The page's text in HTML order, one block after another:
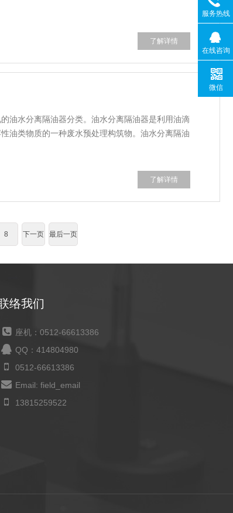
了解详情
油水分离隔油器分类。油水分离隔油器是利用油滴
油类物质的一种废水预处理构筑物。油水分离隔油
了解详情
8 下一页 最后一页
络我们
座机：0512-66613386
QQ：414804980
0512-66613386
Email: field_email
13815259522
服务热线
在线咨询
微信